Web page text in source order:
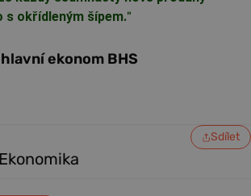
s okřídleným šípem."
ekonom BHS
Sdílet